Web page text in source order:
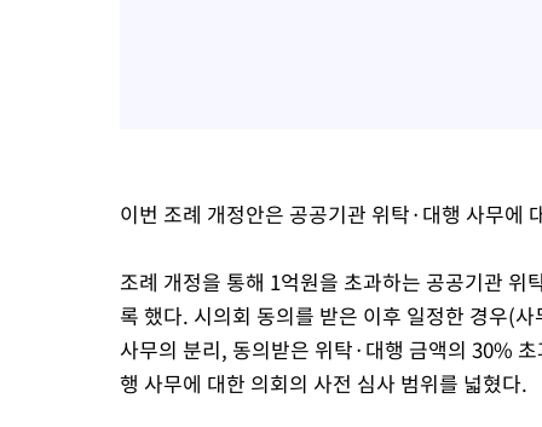
이번 조례 개정안은 공공기관 위탁·대행 사무에
조례 개정을 통해 1억원을 초과하는 공공기관
록 했다. 시의회 동의를 받은 이후 일정한 경우(
사무의 분리, 동의받은 위탁·대행 금액의 30%
행 사무에 대한 의회의 사전 심사 범위를 넓혔다.